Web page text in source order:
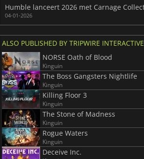
36.10€
04-01-2026
ALSO PUBLISHED BY TRIPWIRE INTERACTIVE
NORSE Oath of Blood
Kinguin
The Boss Gangsters Nightlife
Kinguin
Killing Floor 3
Kinguin
The Stone of Madness
Kinguin
Rogue Waters
Kinguin
Deceive Inc.